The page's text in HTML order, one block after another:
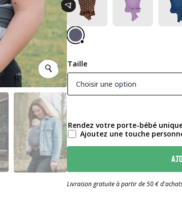
Taille
Rendez votre porte-bébé
Ajoutez une touche
Livraison gratuite à partir de 50 €